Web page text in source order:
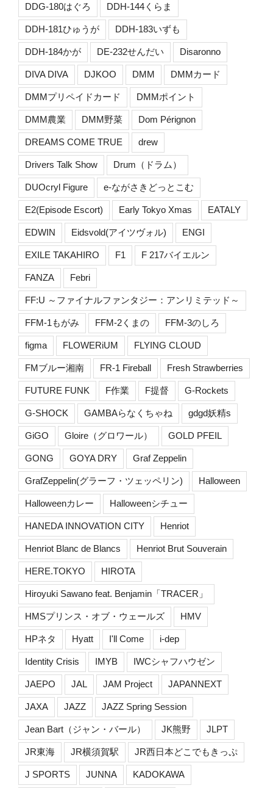
DDG-180はぐろ DDH-144くらま
DDH-181ひゅうが DDH-183いずも
DDH-184かが DE-232せんだい Disaronno
DIVA DIVA DJKOO DMM DMMカード
DMMプリペイドカード DMMポイント
DMM農業 DMM野菜 Dom Pérignon
DREAMS COME TRUE drew
Drivers Talk Show Drum（ドラム）
DUOcryl Figure e-ながさきどっとこむ
E2(Episode Escort) Early Tokyo Xmas EATALY
EDWIN Eidsvold(アイツヴォル) ENGI
EXILE TAKAHIRO F1 F 217バイエルン
FANZA Febri
FF:U ～ファイナルファンタジー：アンリミテッド～
FFM-1もがみ FFM-2くまの FFM-3のしろ
figma FLOWERiUM FLYING CLOUD
FMブルー湘南 FR-1 Fireball Fresh Strawberries
FUTURE FUNK F作業 F提督 G-Rockets
G-SHOCK GAMBAらなくちゃね gdgd妖精s
GiGO Gloire（グロワール） GOLD PFEIL
GONG GOYA DRY Graf Zeppelin
GrafZeppelin(グラーフ・ツェッペリン) Halloween
Halloweenカレー Halloweenシチュー
HANEDA INNOVATION CITY Henriot
Henriot Blanc de Blancs Henriot Brut Souverain
HERE.TOKYO HIROTA
Hiroyuki Sawano feat. Benjamin「TRACER」
HMSプリンス・オブ・ウェールズ HMV
HPネタ Hyatt I'll Come i-dep
Identity Crisis IMYB IWCシャフハウゼン
JAEPO JAL JAM Project JAPANNEXT
JAXA JAZZ JAZZ Spring Session
Jean Bart（ジャン・バール） JK熊野 JLPT
JR東海 JR横須賀駅 JR西日本どこでもきっぷ
J SPORTS JUNNA KADOKAWA